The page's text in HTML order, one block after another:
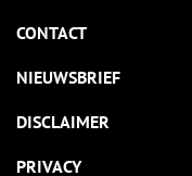
CONTACT
NIEUWSBRIEF
DISCLAIMER
PRIVACY